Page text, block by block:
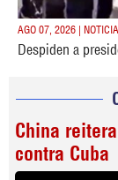
AGO 07, 2026 |
Despiden a
China
contra Cuba